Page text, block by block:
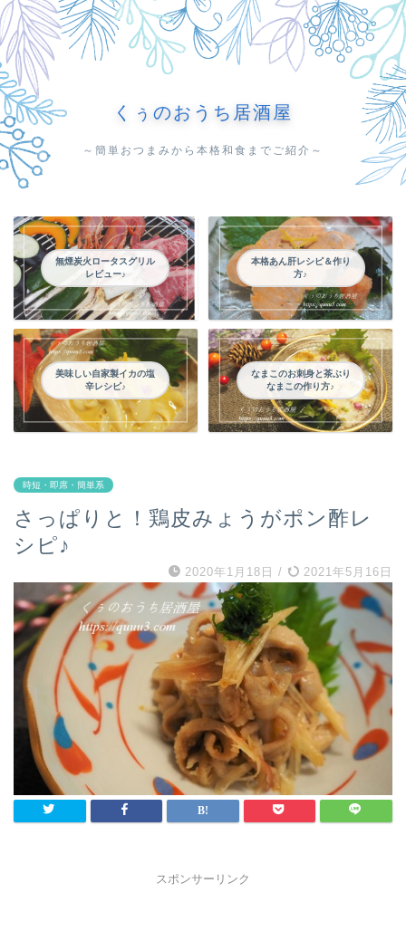
くぅのおうち居酒屋
～簡単おつまみから本格和食までご紹介～
無煙炭火ロータスグリル
レビュー♪
本格あん肝レシピ＆作り
方♪
美味しい自家製イカの塩
辛レシピ♪
なまこのお刺身と茶ぶり
なまこの作り方♪
時短・即席・簡単系
さっぱりと！鶏皮みょうがポン酢レ
シピ♪
2020年1月18日 / 2021年5月16日
スポンサーリンク